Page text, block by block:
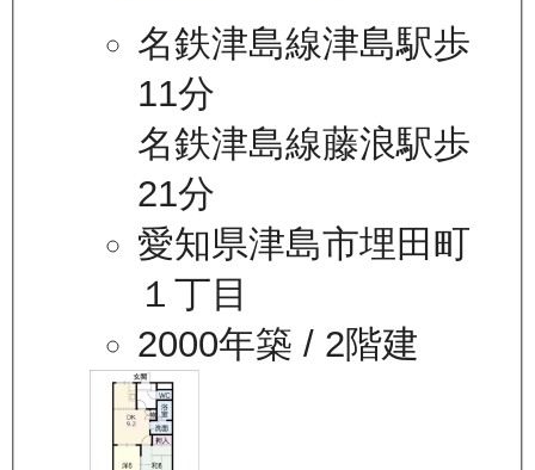
名鉄津島線津島駅歩
11分
名鉄津島線藤浪駅歩
21分
愛知県津島市埋田町
１丁目
2000年築 / 2階建